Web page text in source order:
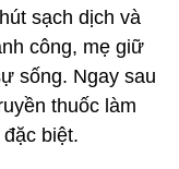
sạch dịch và
công, mẹ giữ
sống. Ngay sau
thuốc làm
biệt.